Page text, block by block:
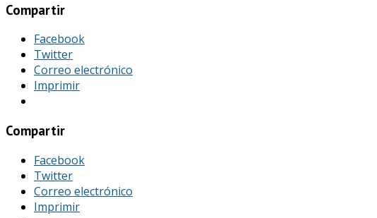
Compartir
Facebook
Twitter
Correo electrónico
Imprimir
Compartir
Facebook
Twitter
Correo electrónico
Imprimir